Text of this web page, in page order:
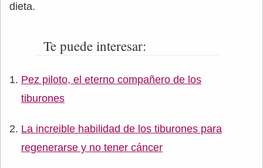
dieta.
Te puede interesar:
Pez piloto, el eterno compañero de los
tiburones
La increible habilidad de los tiburones para
regenerarse y no tener cáncer